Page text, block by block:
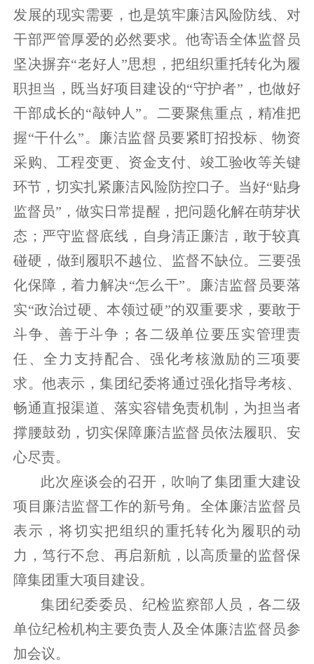
发展的现实需要，也是筑牢廉洁风险防线、对
干部严管厚爱的必然要求。他寄语全体监督员
坚决摒弃“老好人”思想，把组织重托转化为履
职担当，既当好项目建设的“守护者”，也做好
干部成长的“敲钟人”。二要聚焦重点，精准把
握“干什么”。廉洁监督员要紧盯招投标、物资
采购、工程变更、资金支付、竣工验收等关键
环节，切实扎紧廉洁风险防控口子。当好“贴身
监督员”，做实日常提醒，把问题化解在萌芽状
态；严守监督底线，自身清正廉洁，敢于较真
碰硬，做到履职不越位、监督不缺位。三要强
化保障，着力解决“怎么干”。廉洁监督员要落
实“政治过硬、本领过硬”的双重要求，要敢于
斗争、善于斗争；各二级单位要压实管理责
任、全力支持配合、强化考核激励的三项要
求。他表示，集团纪委将通过强化指导考核、
畅通直报渠道、落实容错免责机制，为担当者
撑腰鼓劲，切实保障廉洁监督员依法履职、安
心尽责。
此次座谈会的召开，吹响了集团重大建设
项目廉洁监督工作的新号角。全体廉洁监督员
表示，将切实把组织的重托转化为履职的动
力，笃行不怠、再启新航，以高质量的监督保
障集团重大项目建设。
集团纪委委员、纪检监察部人员，各二级
单位纪检机构主要负责人及全体廉洁监督员参
加会议。